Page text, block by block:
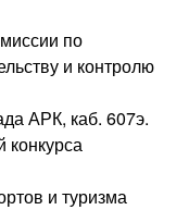
по
и контролю
АРК, каб. 607э.
конкурса
и туризма